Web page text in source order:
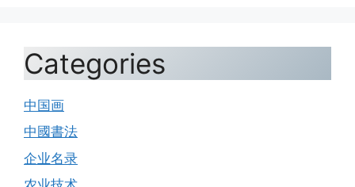
Categories
中国画
中國書法
企业名录